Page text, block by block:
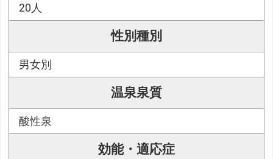
20人
性別種別
男女別
温泉泉質
酸性泉
効能・適応症